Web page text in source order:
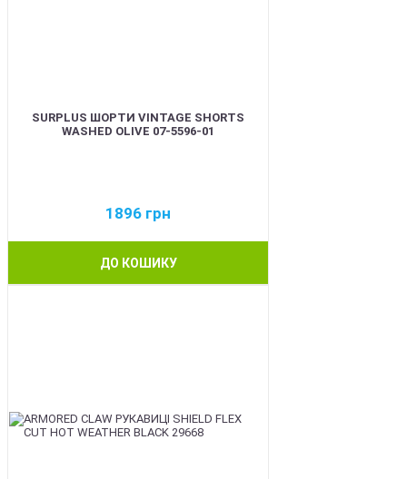
SURPLUS ШОРТИ VINTAGE SHORTS
WASHED OLIVE 07-5596-01
1896 грн
ДО КОШИКУ